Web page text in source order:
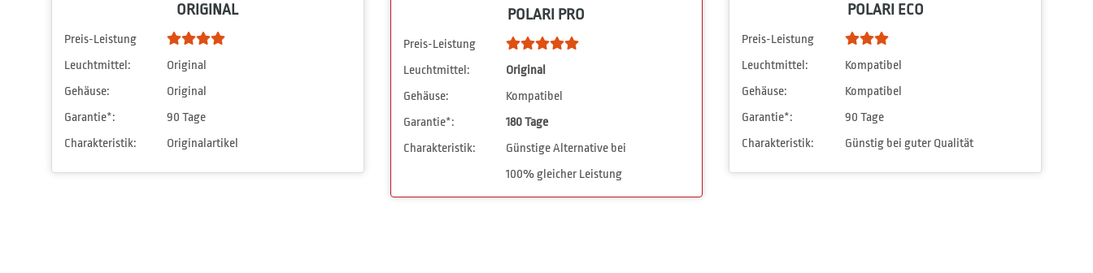
ORIGINAL
Preis-Leistung
Leuchtmittel:
Original
Gehäuse:
Original
Garantie*:
90 Tage
Charakteristik:
Originalartikel
POLARI PRO
Preis-Leistung
Leuchtmittel:
Original
Gehäuse:
Kompatibel
Garantie*:
180 Tage
Charakteristik:
Günstige Alternative bei
100% gleicher Leistung
POLARI ECO
Preis-Leistung
Leuchtmittel:
Kompatibel
Gehäuse:
Kompatibel
Garantie*:
90 Tage
Charakteristik:
Günstig bei guter Qualität